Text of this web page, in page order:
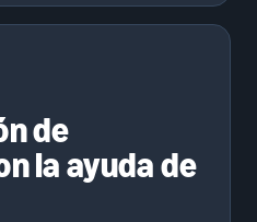
de
la ayuda de